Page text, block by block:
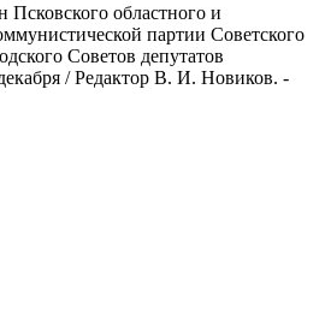
Псковского областного и
партии Советского
Советов депутатов
/ Редактор В. И. Новиков. -